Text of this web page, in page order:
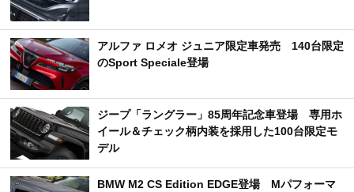
アルファ ロメオ ジュニア限定車発売 140台限定
のSport Speciale登場
ジープ「ラングラー」85周年記念車登場 専用ホ
イール＆チェック柄内装を採用した100台限定モ
デル
BMW M2 CS Edition EDGE登場 Mパフォーマ